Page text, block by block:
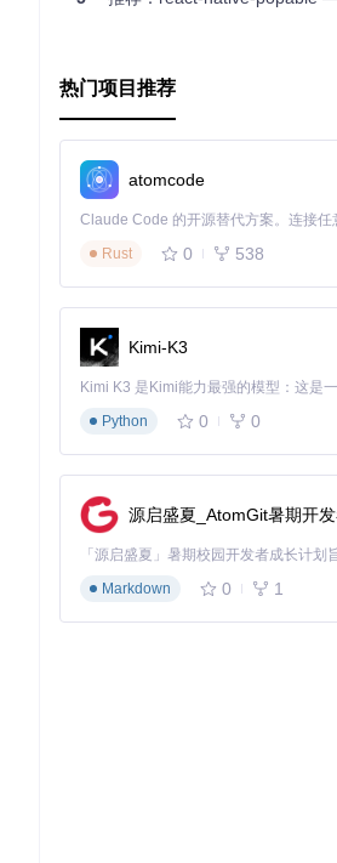
热门项目推荐
atomcode
Rust
0 538
Kimi-K3
Python
0 0
源启盛夏_AtomGit暑期开
Markdown
0 1